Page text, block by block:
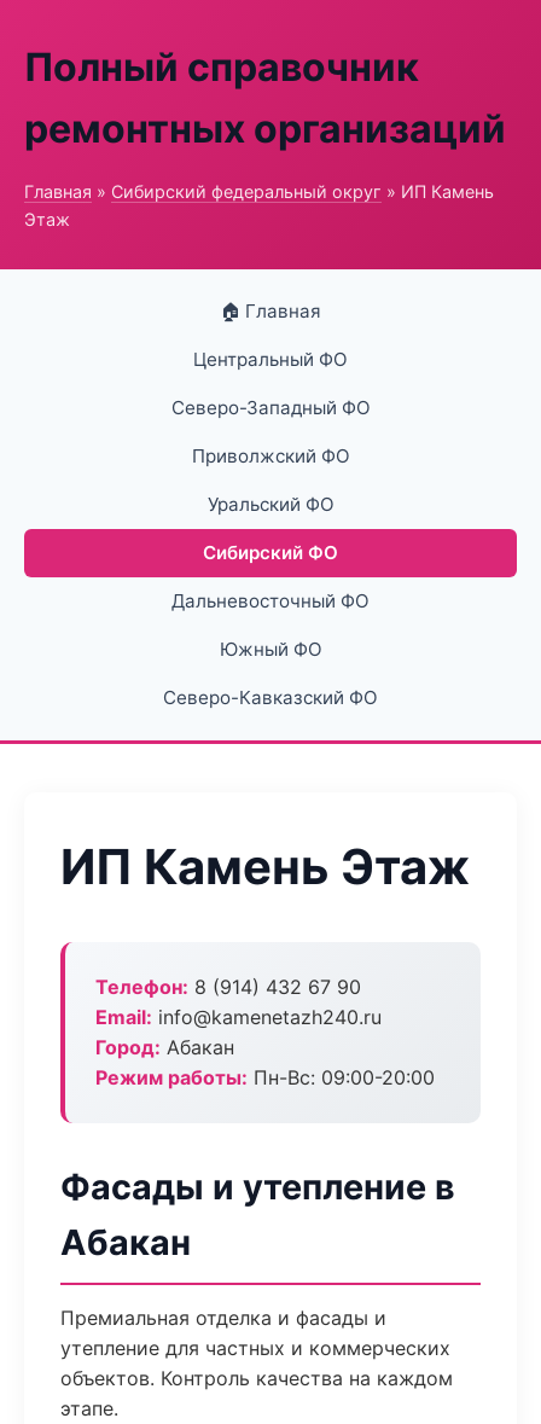
Полный справочник
ремонтных организаций
Главная » Сибирский федеральный округ » ИП Камень
Этаж
🏠 Главная
Центральный ФО
Северо-Западный ФО
Приволжский ФО
Уральский ФО
Сибирский ФО
Дальневосточный ФО
Южный ФО
Северо-Кавказский ФО
ИП Камень Этаж
Телефон: 8 (914) 432 67 90
Email: info@kamenetazh240.ru
Город: Абакан
Режим работы: Пн-Вс: 09:00-20:00
Фасады и утепление в
Абакан
Премиальная отделка и фасады и
утепление для частных и коммерческих
объектов. Контроль качества на каждом
этапе.